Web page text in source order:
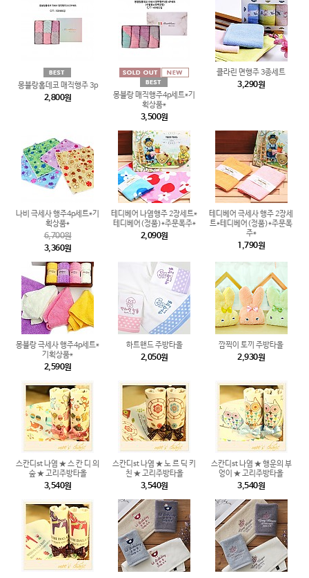
몽블랑홈데코 매직행주 3p
2,800원
몽블랑 매직행주4p세트*기
획상품*
3,500원
클라린 면행주 3종세트
3,290원
나비 극세사 행주4p세트*기
획상품*
6,700원
3,360원
테디베어 나염행주 2장세트*
테디베어(정품)*주문폭주*
2,090원
테디베어 극세사 행주 2장세
트*테디베어(정품)*주문폭
주*
1,790원
몽블랑 극세사 행주4p세트*
기획상품*
2,590원
하트핸드 주방타올
2,050원
깜찍이 토끼 주방타올
2,930원
스칸디st 나염 ★ 스 칸 디 의
숲 ★ 고리주방타올
3,540원
스칸디st 나염 ★ 노 르 딕 키
친 ★ 고리주방타올
3,540원
스칸디st 나염 ★ 행운의 부
엉이 ★ 고리주방타올
3,540원